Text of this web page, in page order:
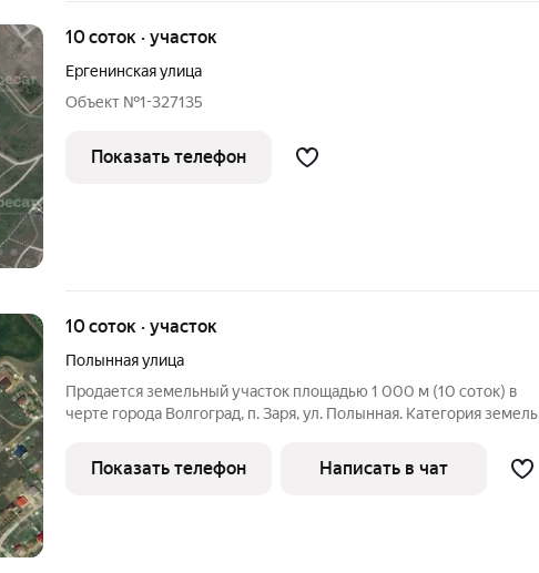
10 соток · участок
Ергенинская улица
Объект №1-327135
Показать телефон
10 соток · участок
Полынная улица
Продается земельный участок площадью 1 000 м (10 соток) в
черте города Волгоград, п. Заря, ул. Полынная. Категория земель
индивидуальное жилищное строительство (ИЖС). Найдите
участок по
Показать телефон Написать в чат